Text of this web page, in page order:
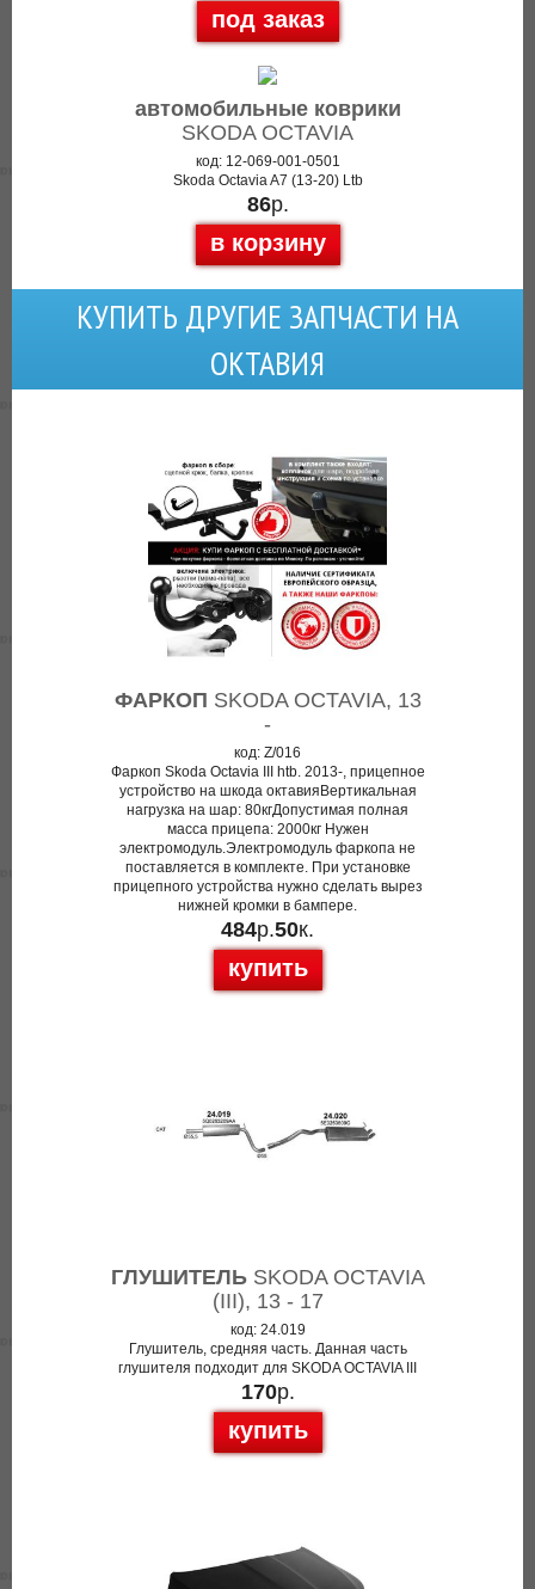
под заказ
автомобильные коврики
SKODA OCTAVIA
код: 12-069-001-0501
Skoda Octavia A7 (13-20) Ltb
86р.
в корзину
КУПИТЬ ДРУГИЕ ЗАПЧАСТИ НА
ОКТАВИЯ
ФАРКОП SKODA OCTAVIA, 13
-
код: Z/016
Фаркоп Skoda Octavia III htb. 2013-, прицепное
устройство на шкода октавияВертикальная
нагрузка на шар: 80кгДопустимая полная
масса прицепа: 2000кг Нужен
электромодуль.Электромодуль фаркопа не
поставляется в комплекте. При установке
прицепного устройства нужно сделать вырез
нижней кромки в бампере.
484р.50к.
купить
ГЛУШИТЕЛЬSKODA OCTAVIA
(III), 13 - 17
код: 24.019
Глушитель, средняя часть. Данная часть
глушителя подходит для SKODA OCTAVIA III
170р.
купить